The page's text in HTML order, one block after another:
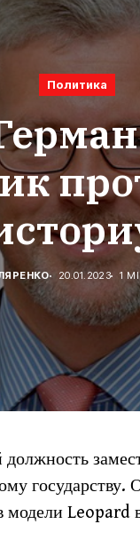
Политика
20.01.2023 1
государству.
модели Leopard